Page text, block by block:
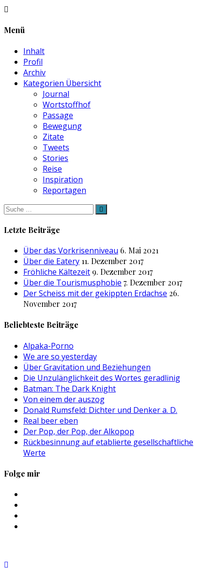
Menü
Inhalt
Profil
Archiv
Kategorien Übersicht
Journal
Wortstoffhof
Passage
Bewegung
Zitate
Tweets
Stories
Reise
Inspiration
Reportagen
Suche
nach:
Letzte Beiträge
Über das Vorkrisenniveau 6. Mai 2021
Über die Eatery 11. Dezember 2017
Fröhliche Kältezeit 9. Dezember 2017
Über die Tourismusphobie 7. Dezember 2017
Der Scheiss mit der gekippten Erdachse 26.
November 2017
Beliebteste Beiträge
Alpaka-Porno
We are so yesterday
Über Gravitation und Beziehungen
Die Unzulänglichkeit des Wortes geradlinig
Batman: The Dark Knight
Von einem der auszog
Donald Rumsfeld: Dichter und Denker a. D.
Real beer eben
Der Pop, der Pop, der Alkopop
Rückbesinnung auf etablierte gesellschaftliche
Werte
Folge mir